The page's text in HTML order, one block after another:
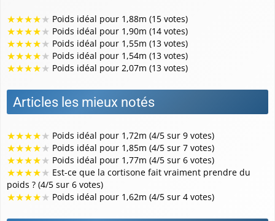
★★★★★ Poids idéal pour 1,88m (15 votes)
★★★★★ Poids idéal pour 1,90m (14 votes)
★★★★★ Poids idéal pour 1,55m (13 votes)
★★★★★ Poids idéal pour 1,54m (13 votes)
★★★★★ Poids idéal pour 2,07m (13 votes)
Articles les mieux notés
★★★★★ Poids idéal pour 1,72m (4/5 sur 9 votes)
★★★★★ Poids idéal pour 1,85m (4/5 sur 7 votes)
★★★★★ Poids idéal pour 1,77m (4/5 sur 6 votes)
★★★★★ Est-ce que la cortisone fait vraiment prendre du
poids ? (4/5 sur 6 votes)
★★★★★ Poids idéal pour 1,62m (4/5 sur 4 votes)